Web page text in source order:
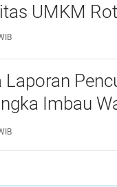
UMKM
Laporan
Imbau